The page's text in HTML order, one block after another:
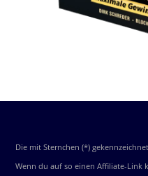
Die mit Sternchen (*)
Wenn du auf so einen Affiliate-Link